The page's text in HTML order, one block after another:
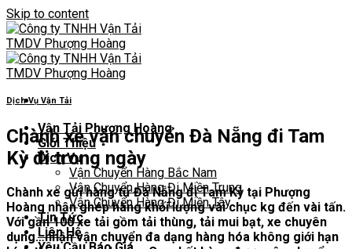
Skip to content
Vận Tải Phượng Hoàng
Giới Thiệu
Dịch Vụ
Vận Chuyển Hàng Bắc Nam
Vận Chuyển Hàng Đi Miền Trung
Vận Chuyển Hàng Đi Miền Tây
Tin Tức
Liên Hệ
Dịch Vụ Vận Tải
Chành xe vận chuyển Đà Nẵng đi Tam
Kỳ đi trong ngày
Chành xe gửi hàng từ Đà Nẵng đi Tam Kỳ tại Phượng
Hoàng nhận ghép hàng khối lượng vài chục kg đến vài tấn.
Với gần 100 xe tải gồm tải thùng, tải mui bạt, xe chuyên
dụng…nhận vận chuyển đa dạng hàng hóa không giới hạn